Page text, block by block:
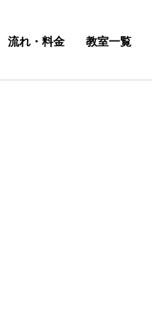
流れ・料金 教室一覧